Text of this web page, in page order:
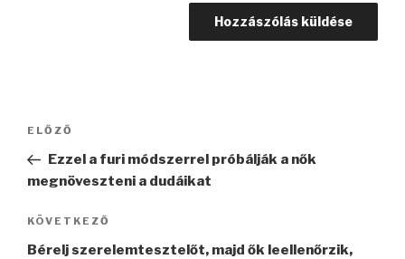
Bejegyzés
Korábbi
bejegyzés
ELŐZŐ
Ezzel a furi módszerrel próbálják a nők
megnöveszteni a dudáikat
Következő
bejegyzés
KÖVETKEZŐ
Bérelj szerelemtesztelőt, majd ők leellenőrzik,